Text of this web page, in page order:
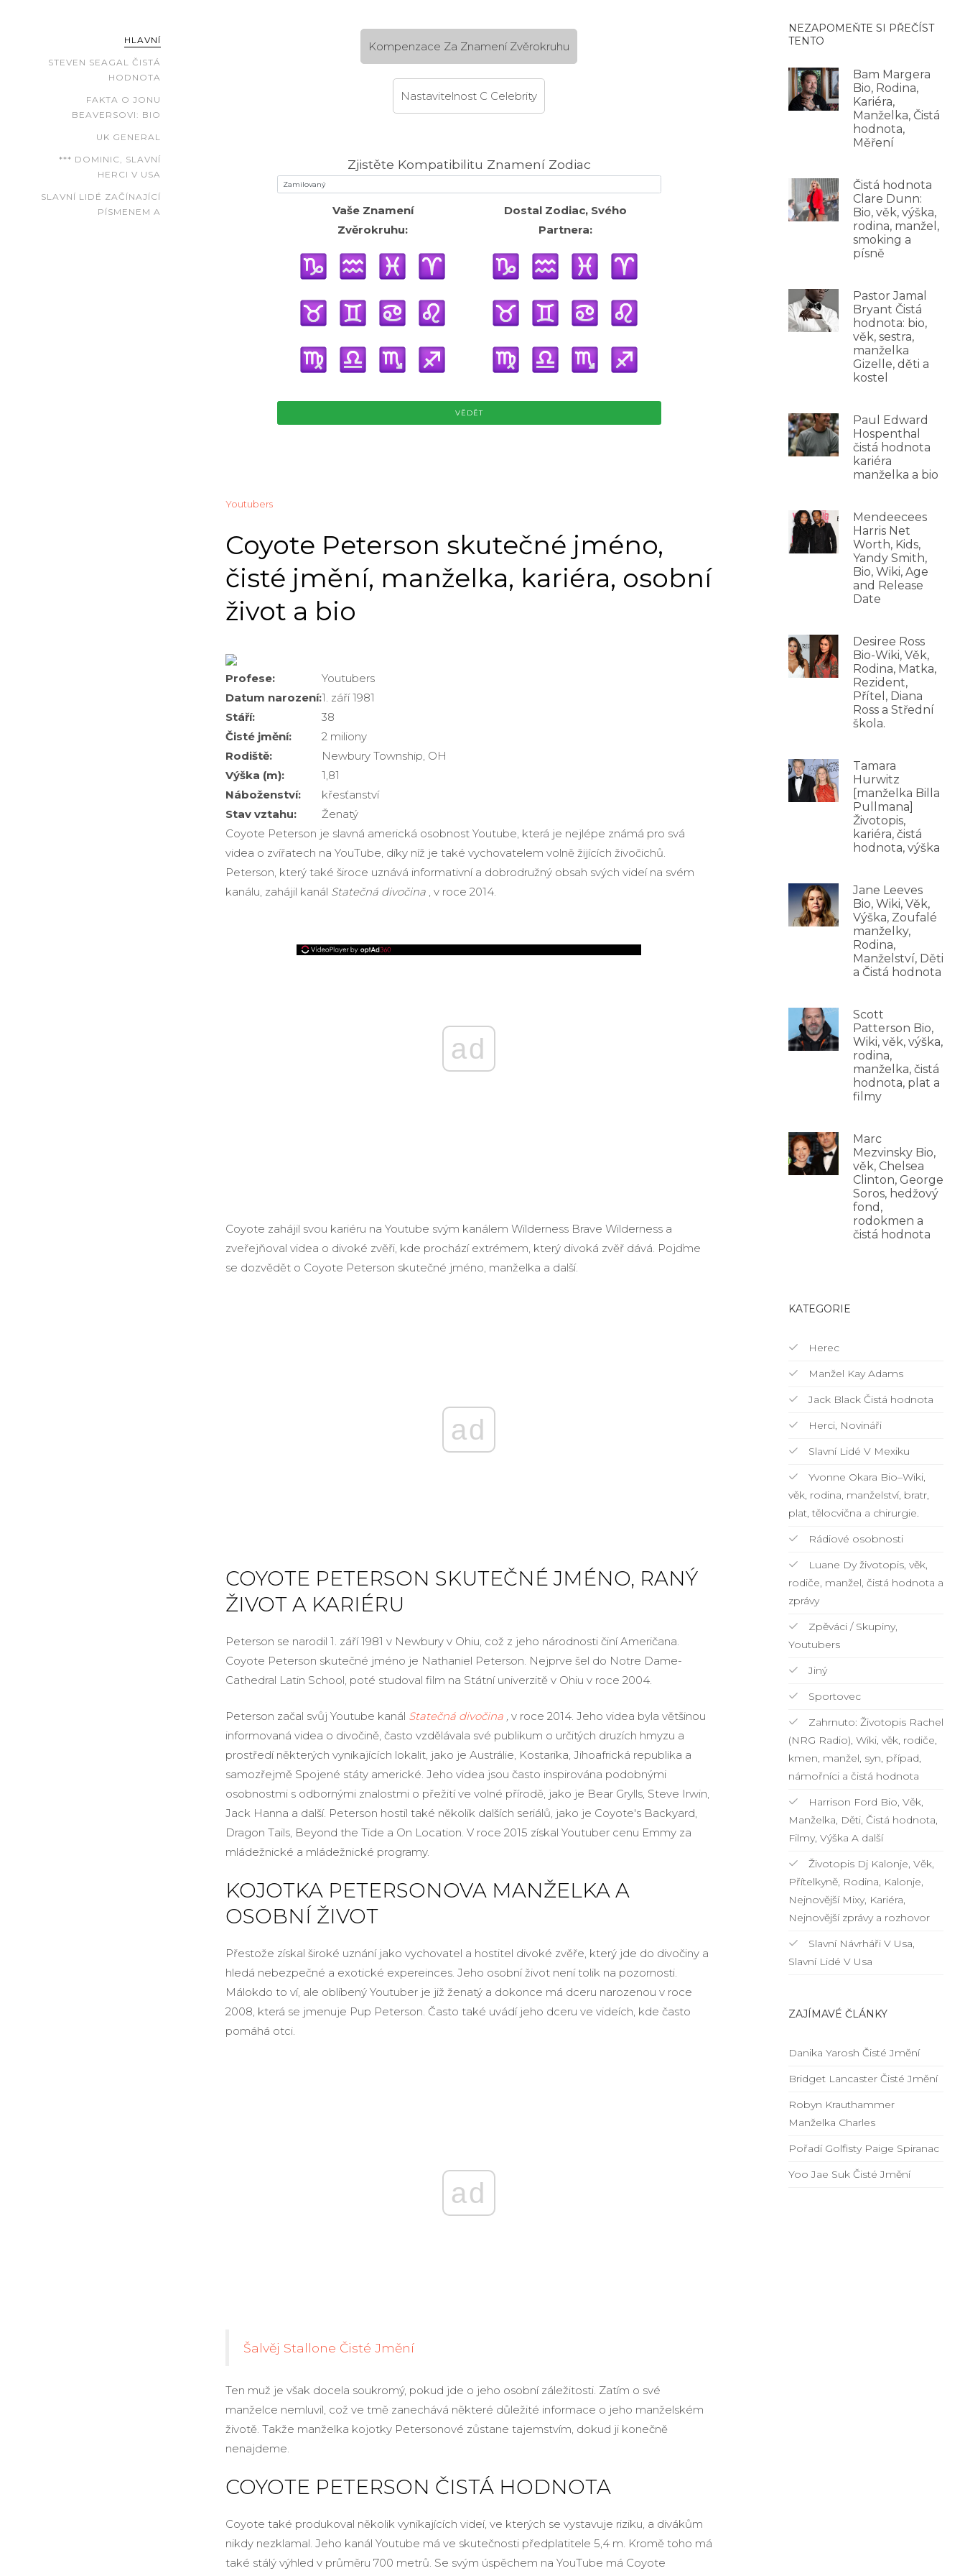
HLAVNÍ
STEVEN SEAGAL ČISTÁ
HODNOTA
FAKTA O JONU
BEAVERSOVI: BIO
UK GENERAL
*** DOMINIC, SLAVNÍ
HERCI V USA
SLAVNÍ LIDÉ ZAČÍNAJÍCÍ
PÍSMENEM A
Kompenzace Za Znamení Zvěrokruhu
Nastavitelnost C Celebrity
Zjistěte Kompatibilitu Znamení Zodiac
Vaše Znamení
Zvěrokruhu:
Dostal Zodiac, Svého
Partnera:
VĚDĚT
Youtubers
Coyote Peterson skutečné jméno,
čisté jmění, manželka, kariéra, osobní
život a bio
Profese:
Youtubers
Datum narození:1. září 1981
Stáří:
38
Čisté jmění:
2 miliony
Rodiště:
Newbury Township, OH
Výška (m):
1,81
Náboženství:
křesťanství
Stav vztahu:
Ženatý
Coyote Peterson je slavná americká osobnost Youtube, která je nejlépe známá pro svá
videa o zvířatech na YouTube, díky níž je také vychovatelem volně žijících živočichů.
Peterson, který také široce uznává informativní a dobrodružný obsah svých videí na svém
kanálu, zahájil kanál Statečná divočina, v roce 2014.
ad
Coyote zahájil svou kariéru na Youtube svým kanálem Wilderness Brave Wilderness a
zveřejňoval videa o divoké zvěři, kde prochází extrémem, který divoká zvěř dává. Pojďme
se dozvědět o Coyote Peterson skutečné jméno, manželka a další.
ad
COYOTE PETERSON SKUTEČNÉ JMÉNO, RANÝ
ŽIVOT A KARIÉRU
Peterson se narodil 1. září 1981 v Newbury v Ohiu, což z jeho národnosti činí Američana.
Coyote Peterson skutečné jméno je Nathaniel Peterson. Nejprve šel do Notre Dame-
Cathedral Latin School, poté studoval film na Státní univerzitě v Ohiu v roce 2004.
Peterson začal svůj Youtube kanál Statečná divočina, v roce 2014. Jeho videa byla většinou
informovaná videa o divočině, často vzdělávala své publikum o určitých druzích hmyzu a
prostředí některých vynikajících lokalit, jako je Austrálie, Kostarika, Jihoafrická republika a
samozřejmě Spojené státy americké. Jeho videa jsou často inspirována podobnými
osobnostmi s odbornými znalostmi o přežití ve volné přírodě, jako je Bear Grylls, Steve Irwin,
Jack Hanna a další. Peterson hostil také několik dalších seriálů, jako je Coyote's Backyard,
Dragon Tails, Beyond the Tide a On Location. V roce 2015 získal Youtuber cenu Emmy za
mládežnické a mládežnické programy.
KOJOTKA PETERSONOVA MANŽELKA A
OSOBNÍ ŽIVOT
Přestože získal široké uznání jako vychovatel a hostitel divoké zvěře, který jde do divočiny a
hledá nebezpečné a exotické expereinces. Jeho osobní život není tolik na pozornosti.
Málokdo to ví, ale oblíbený Youtuber je již ženatý a dokonce má dceru narozenou v roce
2008, která se jmenuje Pup Peterson. Často také uvádí jeho dceru ve videích, kde často
pomáhá otci.
ad
Šalvěj Stallone Čisté Jmění
Ten muž je však docela soukromý, pokud jde o jeho osobní záležitosti. Zatím o své
manželce nemluvil, což ve tmě zanechává některé důležité informace o jeho manželském
životě. Takže manželka kojotky Petersonové zůstane tajemstvím, dokud ji konečně
nenajdeme.
COYOTE PETERSON ČISTÁ HODNOTA
Coyote také produkoval několik vynikajících videí, ve kterých se vystavuje riziku, a divákům
nikdy nezklamal. Jeho kanál Youtube má ve skutečnosti předplatitele 5,4 m. Kromě toho má
také stálý výhled v průměru 700 metrů. Se svým úspěchem na YouTube má Coyote
NEZAPOMEŇTE SI PŘEČÍST
TENTO
Bam Margera
Bio, Rodina,
Kariéra,
Manželka, Čistá
hodnota,
Měření
Čistá hodnota
Clare Dunn:
Bio, věk, výška,
rodina, manžel,
smoking a
písně
Pastor Jamal
Bryant Čistá
hodnota: bio,
věk, sestra,
manželka
Gizelle, děti a
kostel
Paul Edward
Hospenthal
čistá hodnota
kariéra
manželka a bio
Mendeecees
Harris Net
Worth, Kids,
Yandy Smith,
Bio, Wiki, Age
and Release
Date
Desiree Ross
Bio-Wiki, Věk,
Rodina, Matka,
Rezident,
Přítel, Diana
Ross a Střední
škola.
Tamara
Hurwitz
[manželka Billa
Pullmana]
Životopis,
kariéra, čistá
hodnota, výška
Jane Leeves
Bio, Wiki, Věk,
Výška, Zoufalé
manželky,
Rodina,
Manželství, Děti
a Čistá hodnota
Scott
Patterson Bio,
Wiki, věk, výška,
rodina,
manželka, čistá
hodnota, plat a
filmy
Marc
Mezvinsky Bio,
věk, Chelsea
Clinton, George
Soros, hedžový
fond,
rodokmen a
čistá hodnota
KATEGORIE
Herec
Manžel Kay Adams
Jack Black Čistá hodnota
Herci, Novináři
Slavní Lidé V Mexiku
Yvonne Okara Bio–Wiki,
věk, rodina, manželství, bratr,
plat, tělocvična a chirurgie.
Rádiové osobnosti
Luane Dy životopis, věk,
rodiče, manžel, čistá hodnota a
zprávy
Zpěváci / Skupiny,
Youtubers
Jiný
Sportovec
Zahrnuto: Životopis Rachel
(NRG Radio), Wiki, věk, rodiče,
kmen, manžel, syn, případ,
námořníci a čistá hodnota
Harrison Ford Bio, Věk,
Manželka, Děti, Čistá hodnota,
Filmy, Výška A další
Životopis Dj Kalonje, Věk,
Přítelkyně, Rodina, Kalonje,
Nejnovější Mixy, Kariéra,
Nejnovější zprávy a rozhovor
Slavní Návrháři V Usa,
Slavní Lidé V Usa
ZAJÍMAVÉ ČLÁNKY
Danika Yarosh Čisté Jmění
Bridget Lancaster Čisté Jmění
Robyn Krauthammer
Manželka Charles
Pořadí Golfisty Paige Spiranac
Yoo Jae Suk Čisté Jmění